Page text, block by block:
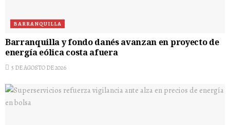
BARRANQUILLA
Barranquilla y fondo danés avanzan en proyecto de
energía eólica costa afuera
5 DE AGOSTO DE 2026